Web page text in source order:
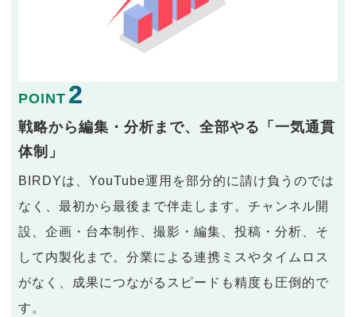
POINT 2
戦略から編集・分析まで、全部やる「一気通貫
体制」
BIRDYは、YouTube運用を部分的に請け負うのでは
なく、最初から最後まで伴走します。チャンネル開
設、企画・台本制作、撮影・編集、投稿・分析、そ
して内製化まで。分業による連携ミスやタイムロス
がなく、成果につながるスピードも精度も圧倒的で
す。